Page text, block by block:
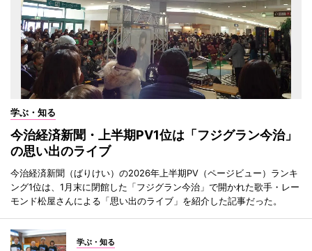
学ぶ・知る
今治経済新聞・上半期PV1位は「フジグラン今治」
の思い出のライブ
今治経済新聞（ばりけい）の2026年上半期PV（ページビュー）ランキ
ング1位は、1月末に閉館した「フジグラン今治」で開かれた歌手・レー
モンド松屋さんによる「思い出のライブ」を紹介した記事だった。
学ぶ・知る